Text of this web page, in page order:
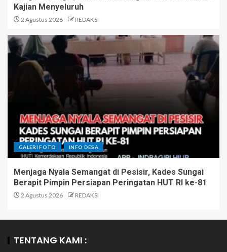
Kajian Menyeluruh
2 Agustus 2026 REDAKSI
GALERI FOTO INFO DESA
Menjaga Nyala Semangat di Pesisir, Kades Sungai
Berapit Pimpin Persiapan Peringatan HUT RI ke-81
2 Agustus 2026 REDAKSI
TENTANG KAMI :